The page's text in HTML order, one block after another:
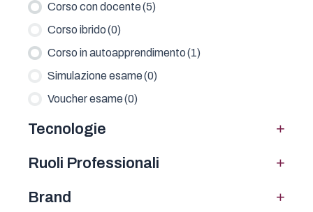
Corso con docente(5)
Corso ibrido(0)
Corso in autoapprendimento(1)
Simulazione esame(0)
Voucher esame(0)
Tecnologie +
Ruoli Professionali +
Brand +